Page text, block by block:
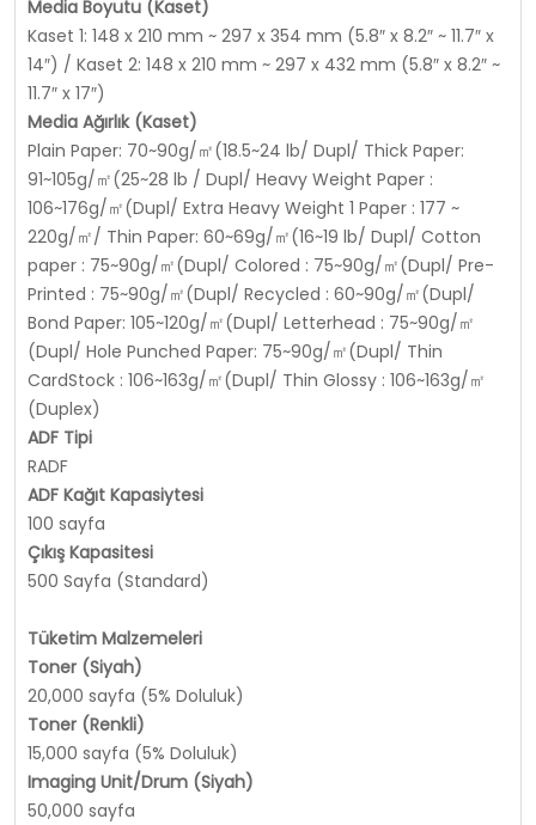
Media Boyutu (Kaset)
Kaset 1: 148 x 210 mm ~ 297 x 354 mm (5.8″ x 8.2″ ~ 11.7″ x
14″) / Kaset 2: 148 x 210 mm ~ 297 x 432 mm (5.8″ x 8.2″ ~
11.7″ x 17″)
Media Ağırlık (Kaset)
Plain Paper: 70~90g/㎡(18.5~24 lb/ Dupl/ Thick Paper:
91~105g/㎡(25~28 lb / Dupl/ Heavy Weight Paper :
106~176g/㎡(Dupl/ Extra Heavy Weight 1 Paper : 177 ~
220g/㎡/ Thin Paper: 60~69g/㎡(16~19 lb/ Dupl/ Cotton
paper : 75~90g/㎡(Dupl/ Colored : 75~90g/㎡(Dupl/ Pre-
Printed : 75~90g/㎡(Dupl/ Recycled : 60~90g/㎡(Dupl/
Bond Paper: 105~120g/㎡(Dupl/ Letterhead : 75~90g/㎡
(Dupl/ Hole Punched Paper: 75~90g/㎡(Dupl/ Thin
CardStock : 106~163g/㎡(Dupl/ Thin Glossy : 106~163g/㎡
(Duplex)
ADF Tipi
RADF
ADF Kağıt Kapasiytesi
100 sayfa
Çıkış Kapasitesi
500 Sayfa (Standard)
Tüketim Malzemeleri
Toner (Siyah)
20,000 sayfa (5% Doluluk)
Toner (Renkli)
15,000 sayfa (5% Doluluk)
Imaging Unit/Drum (Siyah)
50,000 sayfa